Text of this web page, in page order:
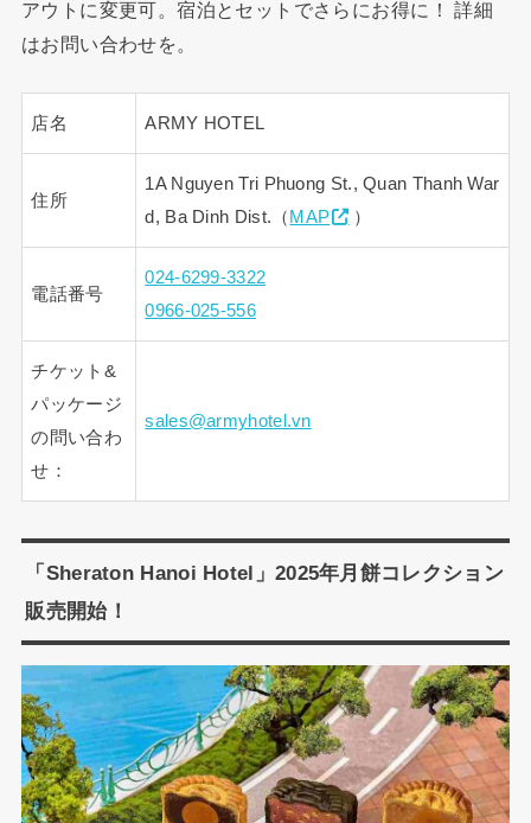
アウトに変更可。宿泊とセットでさらにお得に！ 詳細
はお問い合わせを。
店名 ARMY HOTEL
住所
1A Nguyen Tri Phuong St., Quan Thanh War
d, Ba Dinh Dist.（ MAP ）
電話番号
024-6299-3322
0966-025-556
チケット&
パッケージ
の問い合わ
せ：
sales@armyhotel.vn
「Sheraton Hanoi Hotel」2025年月餅コレクション
販売開始！